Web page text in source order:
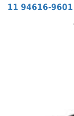
11 94616-9601